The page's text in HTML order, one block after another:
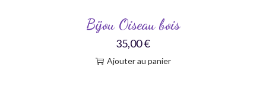
Bijou Oiseau bois
35,00€
Ajouter au panier